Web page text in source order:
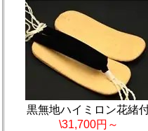
黒無地ハイミロン花緒
\31,700円～